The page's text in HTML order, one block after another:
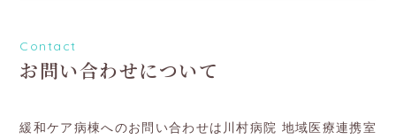
Contact
お問い合わせについて
緩和ケア病棟へのお問い合わせは川村病院 地域医療連携室